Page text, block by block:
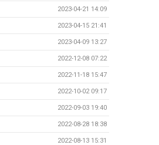
2023-04-21 14:09
2023-04-15 21:41
2023-04-09 13:27
2022-12-08 07:22
2022-11-18 15:47
2022-10-02 09:17
2022-09-03 19:40
2022-08-28 18:38
2022-08-13 15:31